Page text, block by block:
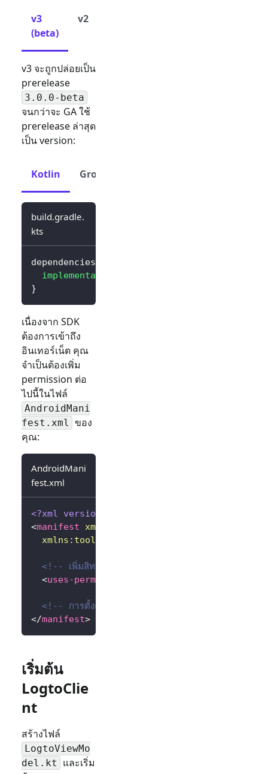
v3
(beta)
v2
v3 จะถูกปล่อยเป็น
prerelease
3.0.0-beta
จนกว่าจะ GA ใช้
prerelease ล่าสุด
เป็น version:
Kotlin Groovy
build.gradle.
kts
dependencies
implementation
}
เนื่องจาก SDK
ต้องการเข้าถึง
อินเทอร์เน็ต คุณ
จำเป็นต้องเพิ่ม
permission ต่อ
ไปนี้ในไฟล์
AndroidMani
fest.xml ของ
คุณ:
AndroidMani
fest.xml
<?xml version="1.0" encoding="utf-8"?>
<manifest xmlns:
xmlns: tools
<!-- เพิ่มสิทธิ์การใช้งานอินเทอร์เน็ต -->
<uses-permission
<!-- การตั้งค่าอื่น ๆ... -->
</manifest>
เริ่มต้น
LogtoClie
nt
สร้างไฟล์
LogtoViewMo
del.kt
และเริ่ม